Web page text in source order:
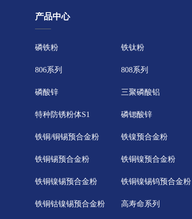
产品中心
磷铁粉 铁钛粉
806系列 808系列
磷酸锌 三聚磷酸铝
特种防锈粉体S1 磷锶酸锌
铁铜/铜锡预合金粉 铁镍预合金粉
铁铜锡预合金粉 铁铜镍预合金粉
铁铜镍锡预合金粉 铁铜镍锡钨预合金粉
铁铜钴镍锡预合金粉 高寿命系列